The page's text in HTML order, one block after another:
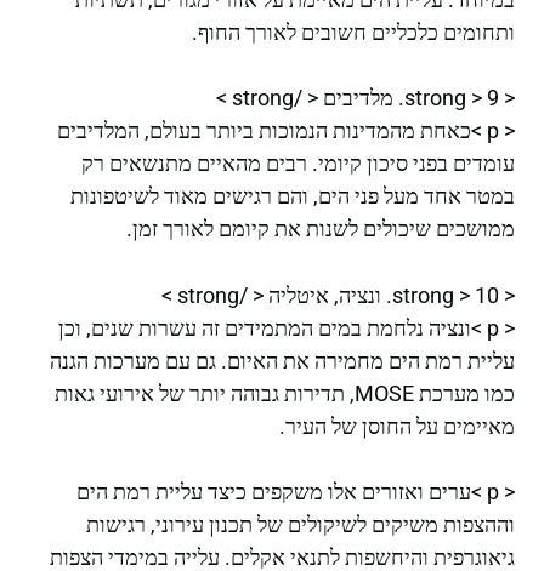
ותחומים כלכליים חשובים לאורך החוף.
< strong > 9. מלדיבים < /strong >
< p >כאחת מהמדינות הנמוכות ביותר בעולם, המלדיבים
עומדים בפני סיכון קיומי. רבים מהאיים מתנשאים רק
במטר אחד מעל פני הים, והם רגישים מאוד לשיטפונות
ממושכים שיכולים לשנות את קיומם לאורך זמן.
< strong > 10. ונציה, איטליה < /strong >
< p >ונציה נלחמת במים המתמידים זה עשרות שנים, וכן
עליית רמת הים מחמירה את האיום. גם עם מערכות הגנה
כמו מערכת MOSE, תדירות גבוהה יותר של אירועי גאות
מאיימים על החוסן של העיר.
< p >ערים ואזורים אלו משקפים כיצד עליית רמת הים
וההצפות משיקים לשיקולים של תכנון עירוני, רגישות
גיאוגרפית והיחשפות לתנאי אקלים. עלייה במימדי הצפות